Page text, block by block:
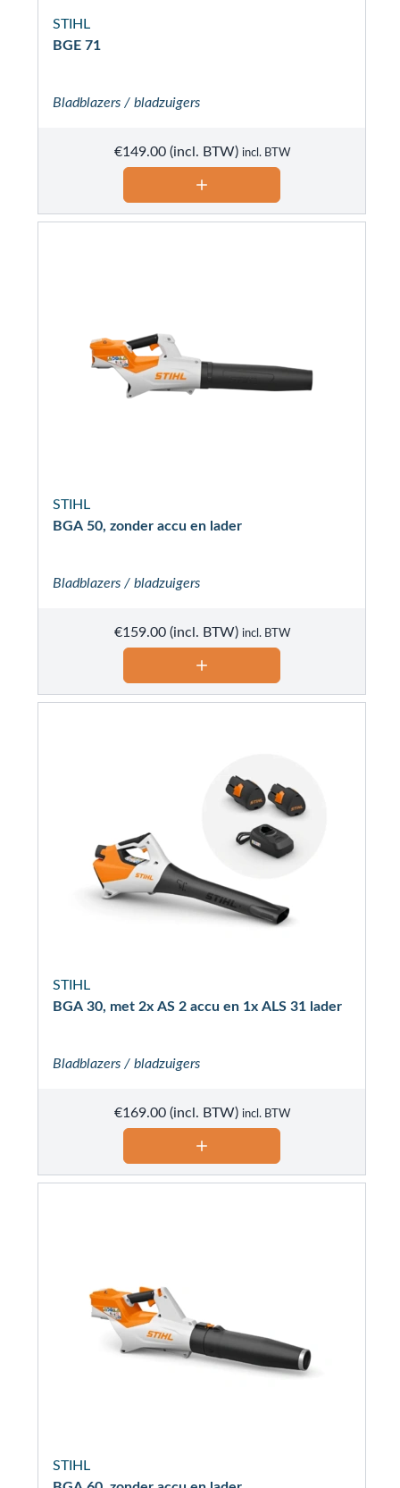
STIHL
BGE 71
Bladblazers / bladzuigers
€149.00 incl. BTW
STIHL
BGA 50, zonder accu en lader
Bladblazers / bladzuigers
€159.00 incl. BTW
STIHL
BGA 30, met 2x AS 2 accu en 1x ALS 31 lader
Bladblazers / bladzuigers
€169.00 incl. BTW
STIHL